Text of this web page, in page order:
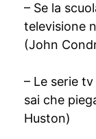
– Se la
televisione
(John
– Le serie
sai che
Huston)